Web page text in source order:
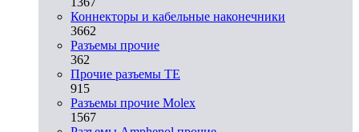
Коннекторы и кабельные наконечники
3662
Разъeмы прочие
362
Прочие разъемы TE
915
Разъемы прочие Molex
1567